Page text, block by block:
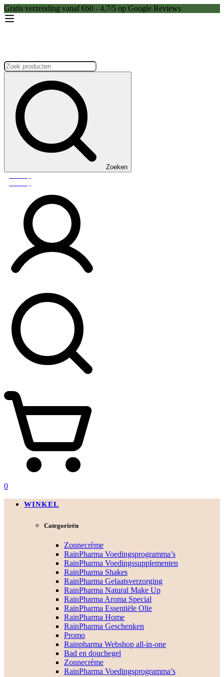
Gratis verzending vanaf €60 - 4,7/5 op Google Reviews
Zoeken:
Zoeken
0
WINKEL
Categorieën
Zonnecrème
RainPharma Voedingsprogramma’s
RainPharma Voedingssupplementen
RainPharma Shakes
RainPharma Gelaatsverzorging
RainPharma Natural Make Up
RainPharma Aroma Special
RainPharma Essentiële Olie
RainPharma Home
RainPharma Geschenken
Promo
Rainpharma Webshop all-in-one
Bad en douchegel
Zonnecrème
RainPharma Voedingsprogramma’s